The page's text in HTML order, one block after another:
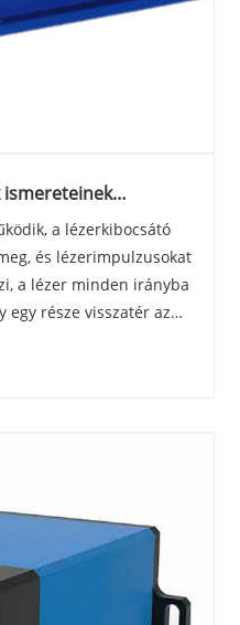
ismereteinek
a lézerkibocsátó
és lézerimpulzusokat
a lézer minden irányba
egy része visszatér az